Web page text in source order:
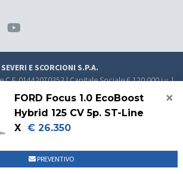
×
FORD Focus 1.0 EcoBoost
Hybrid 125 CV 5p. ST-Line
X € 26.350
PREVENTIVO
SEVERI E SCORCIONI S.P.A.
e C.F. 01442070353 | Capitale Sociale € 120.000 i.v. |
PECdirezione.sevsco@pec.it
E000279631
IVASS - https://servizi.ivass.it/RuirPubblica/
Policy Impostazioni di tracciamento Credits